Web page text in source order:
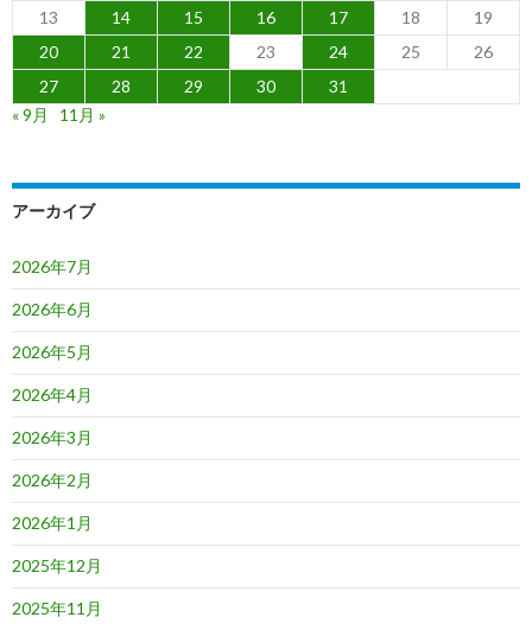
13 14 15 16 17 18
19
20
21 22 23 24 25
26
27
28 29 30
31
« 9月
11月 »
アーカイブ
2026年7月
2026年6月
2026年5月
2026年4月
2026年3月
2026年2月
2026年1月
2025年12月
2025年11月